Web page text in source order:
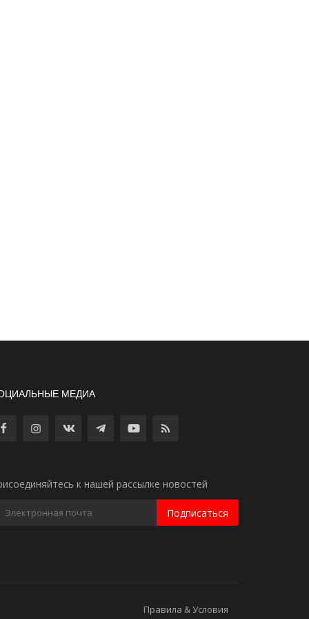
МЕДИА
к нашей рассылке новостей
Подписаться
Правила & Условия